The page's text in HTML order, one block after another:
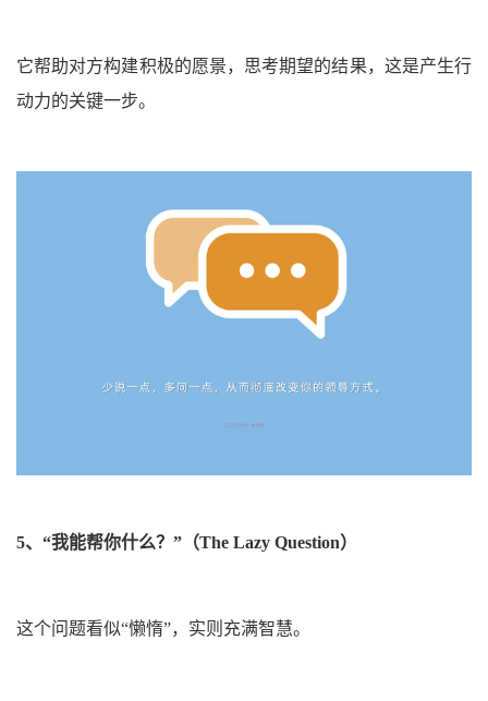
它帮助对方构建积极的愿景，思考期望的结果，这是产生行
动力的关键一步。
5、 “我能帮你什么？” （The Lazy Question）
这个问题看似“懒惰”，实则充满智慧。